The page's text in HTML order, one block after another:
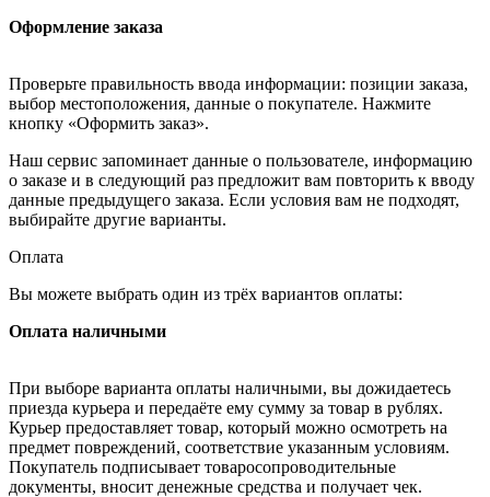
Оформление заказа
Проверьте правильность ввода информации: позиции заказа,
выбор местоположения, данные о покупателе. Нажмите
кнопку «Оформить заказ».
Наш сервис запоминает данные о пользователе, информацию
о заказе и в следующий раз предложит вам повторить к вводу
данные предыдущего заказа. Если условия вам не подходят,
выбирайте другие варианты.
Оплата
Вы можете выбрать один из трёх вариантов оплаты:
Оплата наличными
При выборе варианта оплаты наличными, вы дожидаетесь
приезда курьера и передаёте ему сумму за товар в рублях.
Курьер предоставляет товар, который можно осмотреть на
предмет повреждений, соответствие указанным условиям.
Покупатель подписывает товаросопроводительные
документы, вносит денежные средства и получает чек.